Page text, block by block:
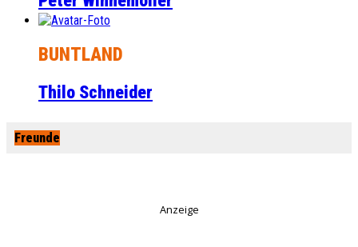
BUNTLAND
Thilo Schneider
Freunde
Anzeige